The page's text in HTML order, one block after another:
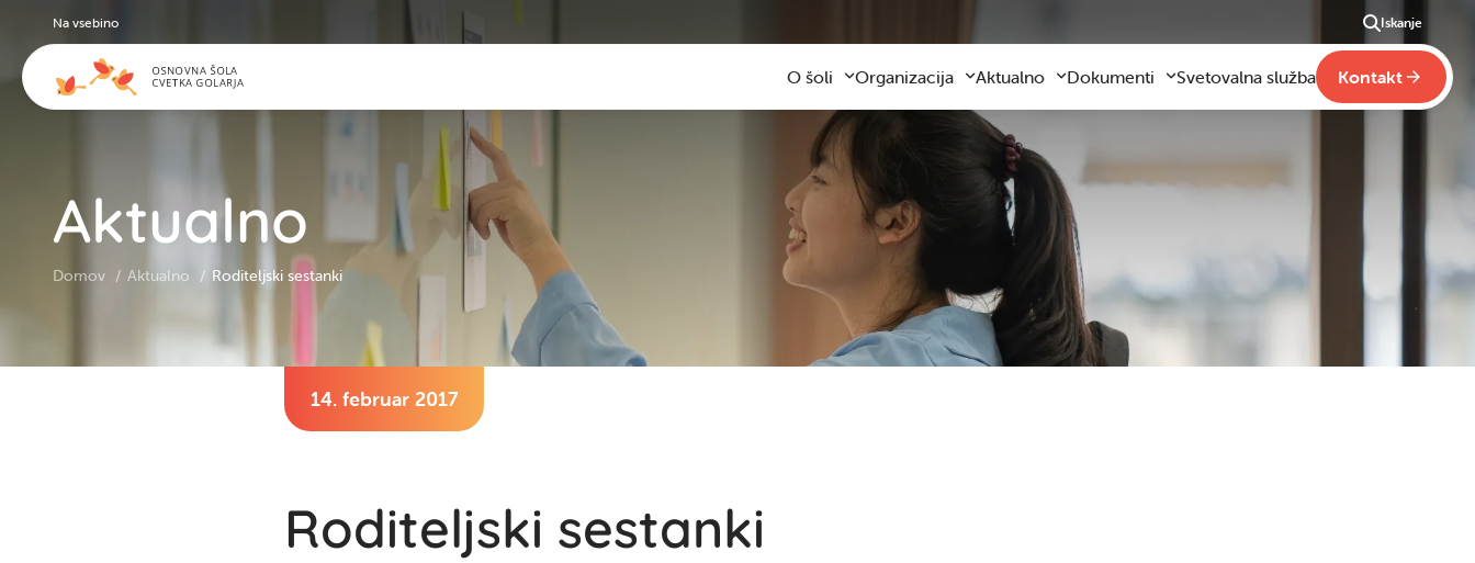
Aktualno
Domov Aktualno Roditeljski sestanki
14. februar 2017
Roditeljski sestanki
Na vsebino Iskanje
O šoli
Predstavitev šole
Kontaktni podatki
Zaposleni
Organizacija dela
Varna šolska pot
Knjižnica
Katalog informacij javnega značaja
Koristne informacije
Oddaja prostorov
Zobna ambulanta
Tekmovanja
Organizacija
Obvezni program
Razširjeni program
Sodelovanje s starši
Šolski prevozi
Šolska prehrana
Plačilo storitev
Osnovnošolsko izobraževanje na domu
Svetovalna služba
Šolski sklad
Aktualno
Aktualno
Zgodilo se je
Fotogalerija slik
Video vsebine
Dokumenti
Drugi pravilniki
Svetovalna služba Kontakt